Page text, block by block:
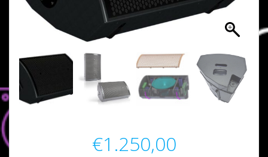
€1.250,00